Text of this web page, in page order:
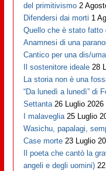
del primitivismo 2
Difendersi dai morti 1
Quello che è stato fatto
Anamnesi di una
Cantico per una dis/
Il sostenitore ideale 28
La storia non è una
“Da lunedì a lunedì” di
Settanta 26 Luglio 2026
I malaveglia 25 Luglio
Wasichu, papalagi,
Case morte 23 Luglio
Il poeta che cantò la
angeli e degli uomini)